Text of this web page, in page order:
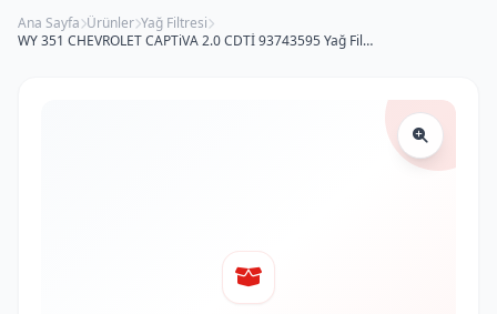
Ana Sayfa Ürünler Yağ Filtresi
WY 351 CHEVROLET CAPTiVA 2.0 CDTİ 93743595 Yağ Filtresi